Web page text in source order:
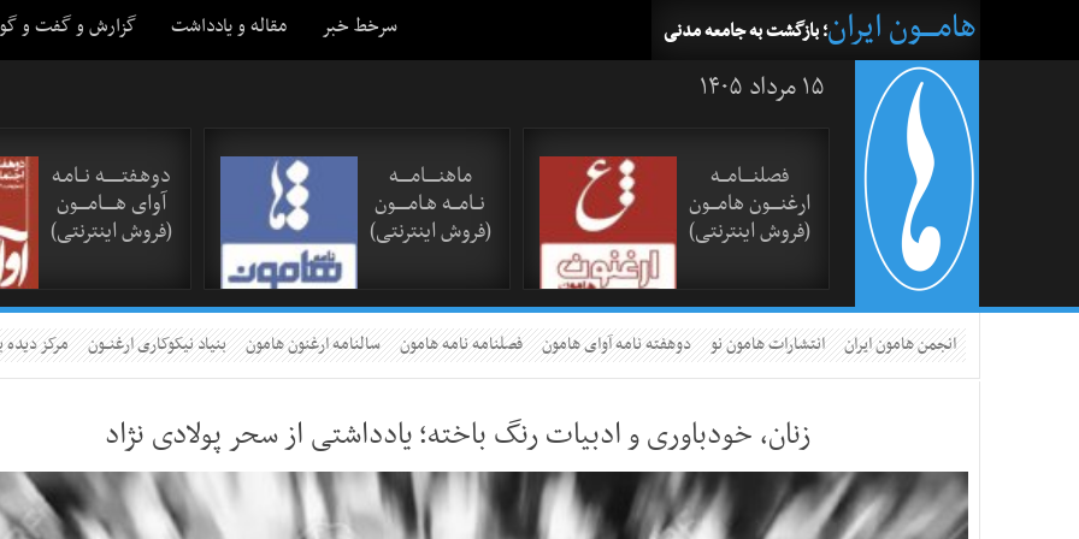
سرخط خبر مقاله و یادداشت گزارش و گفت و گو هامــــون ایران؛ بازگشت به جامعه مدنی
۱۵ مرداد ۱۴۰۵
فصلنــــامـــه
ارغنــــون هامـــون
(فروش اینترنتی)
ماهنـــــامـــــه
نــامـــه هـامـــــون
(فروش اینترنتی)
دوهـفتـــــــه نــامـه
آوای هـــــامــــون
(فروش اینترنتی)
انجمن هامون ایران انتشارات هامون نو دوهفته نامه آوای هامون فصلنامه نامه هامون سالنامه ارغنون هامون بنیاد نیکوکاری ارغنــون مرکز
زنان، خودباوری و ادبیات رنگ باخته؛ یادداشتی از سحر پولادی نژاد